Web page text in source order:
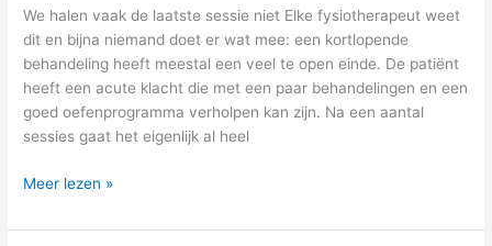
We halen vaak de laatste sessie niet Elke fysiotherapeut weet
dit en bijna niemand doet er wat mee: een kortlopende
behandeling heeft meestal een veel te open einde. De patiënt
heeft een acute klacht die met een paar behandelingen en een
goed oefenprogramma verholpen kan zijn. Na een aantal
sessies gaat het eigenlijk al heel
Meer lezen »